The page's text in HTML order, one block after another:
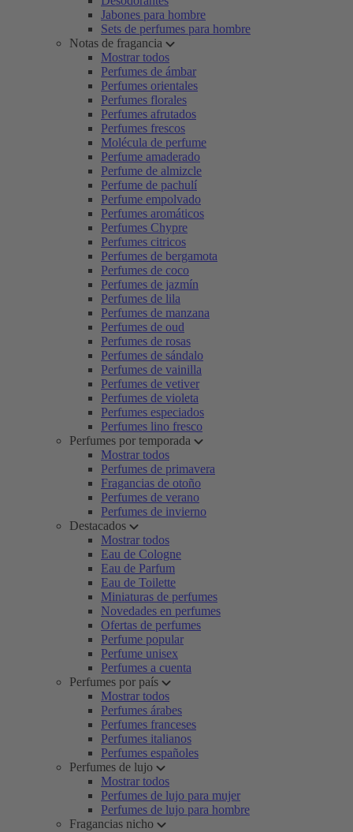
Jabones para hombre
Sets de perfumes para hombre
Notas de fragancia
Mostrar todos
Perfumes de ámbar
Perfumes orientales
Perfumes florales
Perfumes afrutados
Perfumes frescos
Molécula de perfume
Perfume amaderado
Perfume de almizcle
Perfume de pachulí
Perfume empolvado
Perfumes aromáticos
Perfumes Chypre
Perfumes citricos
Perfumes de bergamota
Perfumes de coco
Perfumes de jazmín
Perfumes de lila
Perfumes de manzana
Perfumes de oud
Perfumes de rosas
Perfumes de sándalo
Perfumes de vainilla
Perfumes de vetiver
Perfumes de violeta
Perfumes especiados
Perfumes lino fresco
Perfumes por temporada
Mostrar todos
Perfumes de primavera
Fragancias de otoño
Perfumes de verano
Perfumes de invierno
Destacados
Mostrar todos
Eau de Cologne
Eau de Parfum
Eau de Toilette
Miniaturas de perfumes
Novedades en perfumes
Ofertas de perfumes
Perfume popular
Perfume unisex
Perfumes a cuenta
Perfumes por país
Mostrar todos
Perfumes árabes
Perfumes franceses
Perfumes italianos
Perfumes españoles
Perfumes de lujo
Mostrar todos
Perfumes de lujo para mujer
Perfumes de lujo para hombre
Fragancias nicho